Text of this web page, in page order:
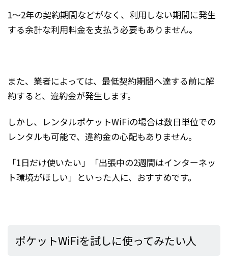
1～2年の契約期間などがなく、利用しない期間に発生
する余計な利用料金を支払う必要もありません。
また、業者によっては、最低契約期間へ達する前に解
約すると、違約金が発生します。
しかし、レンタルポケットWiFiの場合は数日単位での
レンタルも可能で、違約金の心配もありません。
「1日だけ使いたい」「出張中の2週間はインターネッ
ト環境がほしい」といった人に、おすすめです。
ポケットWiFiを試しに使ってみたい人